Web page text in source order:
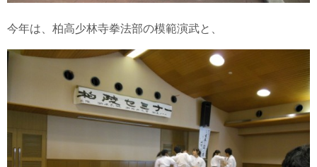
今年は、柏高少林寺拳法部の模範演武と、